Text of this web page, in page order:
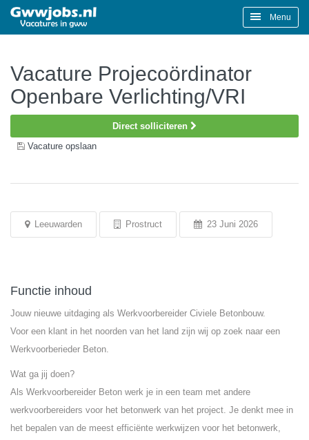
Menu
Vacature Projecoördinator
Openbare Verlichting/VRI
Direct solliciteren
Vacature opslaan
Leeuwarden Prostruct 23 Juni 2026
Functie inhoud
Jouw nieuwe uitdaging als Werkvoorbereider Civiele Betonbouw.
Voor een klant in het noorden van het land zijn wij op zoek naar een
Werkvoorberieder Beton.
Wat ga jij doen?
Als Werkvoorbereider Beton werk je in een team met andere
werkvoorbereiders voor het betonwerk van het project. Je denkt mee in
het bepalen van de meest efficiënte werkwijzen voor het betonwerk,